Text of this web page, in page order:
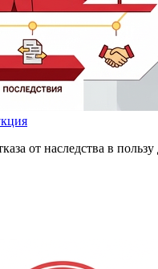
от наследства в